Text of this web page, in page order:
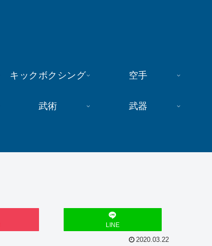
キックボクシング 空手
武術 武器
LINE
2020.03.22